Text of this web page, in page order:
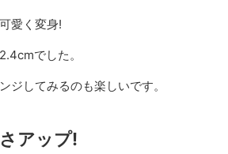
愛く変身!
でした。
ジしてみるのも楽しいです。
アップ!